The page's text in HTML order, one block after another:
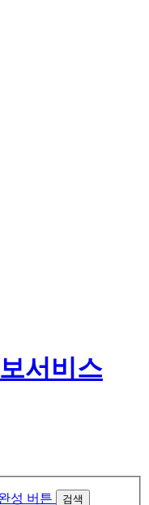
검색